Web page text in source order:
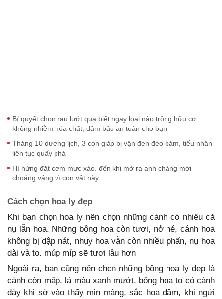
Bí quyết chọn rau lướt qua biết ngay loại nào trồng hữu cơ
không nhiễm hóa chất, đảm bảo an toàn cho bạn
Tháng 10 dương lịch, 3 con giáp bị vận đen đeo bám, tiểu nhân
liên tục quấy phá
Hí hửng đặt cơm mực xào, đến khi mở ra anh chàng mới
choáng váng vì con vật này
Cách chọn hoa ly đẹp
Khi bạn chọn hoa ly nên chọn những cành có nhiều cả
nụ lẫn hoa. Những bông hoa còn tươi, nở hé, cánh hoa
không bị dập nát, nhụy hoa vẫn còn nhiều phấn, nụ hoa
dài và to, múp míp sẽ tươi lâu hơn
Ngoài ra, bạn cũng nên chọn những bông hoa ly đẹp là
cành còn mập, lá màu xanh mướt, bông hoa to có cánh
dày khi sờ vào thấy mịn màng, sắc hoa đậm, khi ngửi